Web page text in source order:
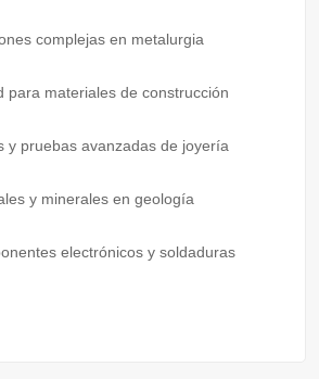
complejas en metalurgia
para materiales de construcción
y pruebas avanzadas de joyería
y minerales en geología
electrónicos y soldaduras